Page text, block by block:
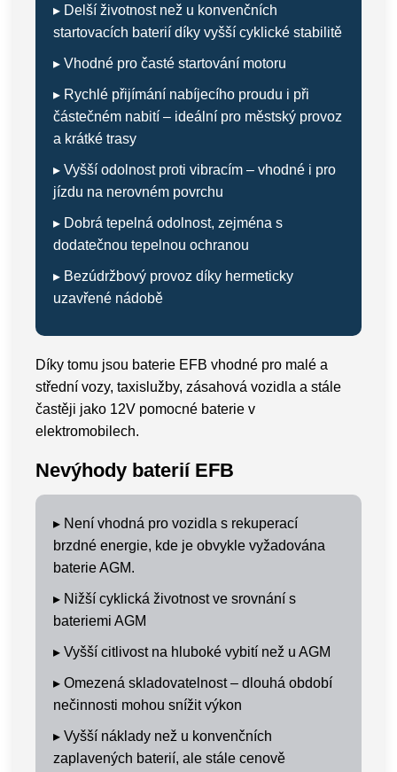
▸ Delší životnost než u konvenčních
startovacích baterií díky vyšší cyklické stabilitě
▸ Vhodné pro časté startování motoru
▸ Rychlé přijímání nabíjecího proudu i při
částečném nabití – ideální pro městský provoz
a krátké trasy
▸ Vyšší odolnost proti vibracím – vhodné i pro
jízdu na nerovném povrchu
▸ Dobrá tepelná odolnost, zejména s
dodatečnou tepelnou ochranou
▸ Bezúdržbový provoz díky hermeticky
uzavřené nádobě
Díky tomu jsou baterie EFB vhodné pro malé a
střední vozy, taxislužby, zásahová vozidla a stále
častěji jako 12V pomocné baterie v
elektromobilech.
Nevýhody baterií EFB
▸ Není vhodná pro vozidla s rekuperací
brzdné energie, kde je obvykle vyžadována
baterie AGM.
▸ Nižší cyklická životnost ve srovnání s
bateriemi AGM
▸ Vyšší citlivost na hluboké vybití než u AGM
▸ Omezená skladovatelnost – dlouhá období
nečinnosti mohou snížit výkon
▸ Vyšší náklady než u konvenčních
zaplavených baterií, ale stále cenově